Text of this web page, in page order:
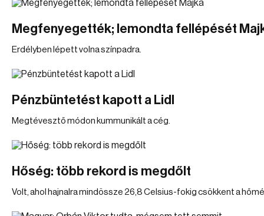
Megfenyegették; lemondta fellépését
Erdélyben lépett volna színpadra.
Pénzbüntetést kapott a Lidl
Megtévesztő módon kummunikált a cég.
Hőség: több rekord is megdőlt
Volt, ahol hajnalra mindössze 26,8 Celsius-fokig csökkent a